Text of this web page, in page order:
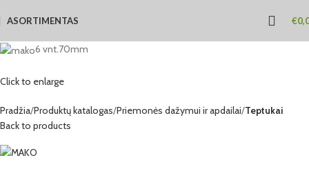
ASORTIMENTAS €
6 vnt.70mm
Click to enlarge
Pradžia Produktų katalogas Priemonės dažymui ir apdailai Teptukai
Back to products